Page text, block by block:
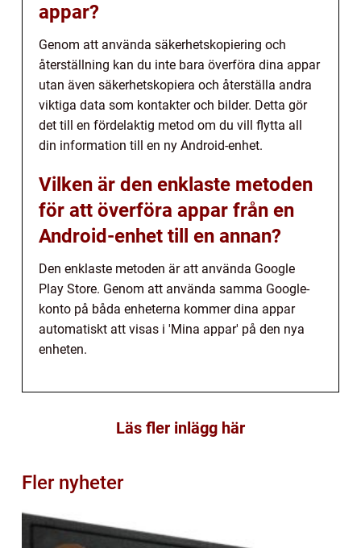
appar?
Genom att använda säkerhetskopiering och
återställning kan du inte bara överföra dina appar
utan även säkerhetskopiera och återställa andra
viktiga data som kontakter och bilder. Detta gör
det till en fördelaktig metod om du vill flytta all
din information till en ny Android-enhet.
Vilken är den enklaste metoden
för att överföra appar från en
Android-enhet till en annan?
Den enklaste metoden är att använda Google
Play Store. Genom att använda samma Google-
konto på båda enheterna kommer dina appar
automatiskt att visas i 'Mina appar' på den nya
enheten.
Läs fler inlägg här
Fler nyheter